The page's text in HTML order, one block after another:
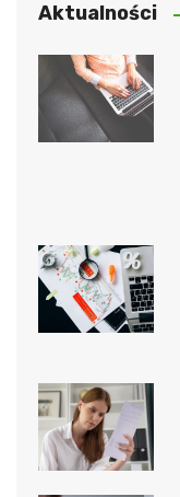
Aktualności